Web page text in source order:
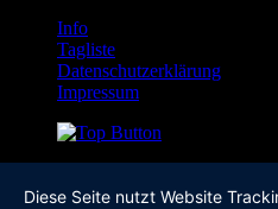
Info
Tagliste
Datenschutzerklärung
Impressum
Diese Seite nutzt Website